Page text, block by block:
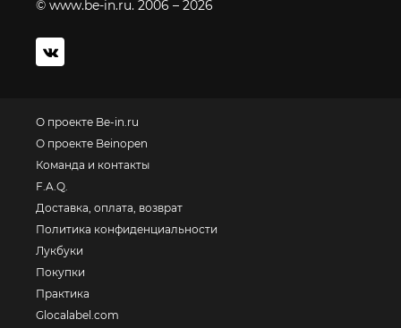
© www.be-in.ru. 2006 – 2026
О проекте Be-in.ru
О проекте Beinopen
Команда и контакты
F.A.Q.
Доставка, оплата, возврат
Политика конфиденциальности
Лукбуки
Покупки
Практика
Glocalabel.com